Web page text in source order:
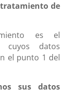
tratamiento de
es el
cuyos datos
el punto 1 del
sus datos